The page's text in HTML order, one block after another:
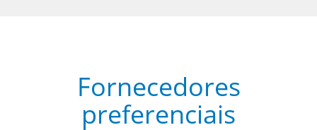
preferenciais
A Language Trainers é fornecedora preferencial de
cursos para